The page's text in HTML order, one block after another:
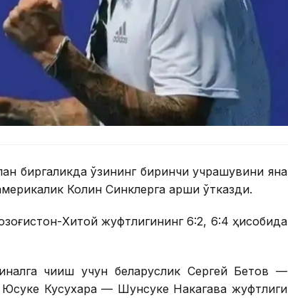
биргаликда ўзининг биринчи учрашувини яна
Колин Синклерга қарши ўтказди.
Хитой жуфтлигининг 6:2, 6:4 ҳисобида
чиқиш учун беларуслик Сергей Бетов —
Кусухара — Шунсуке Накагава жуфтлиги